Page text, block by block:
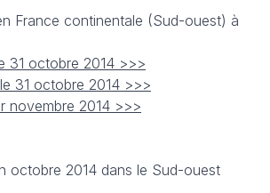
France continentale (Sud-ouest) à
31 octobre 2014 >>>
31 octobre 2014 >>>
novembre 2014 >>>
octobre 2014 dans le Sud-ouest